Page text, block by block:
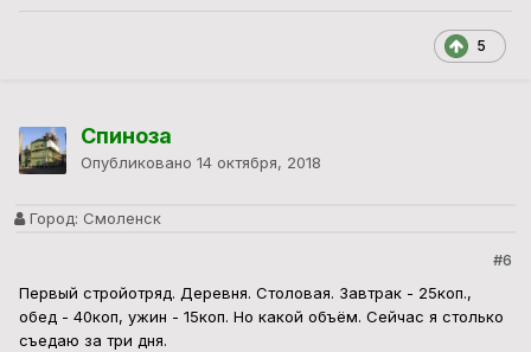
5
Спиноза
Опубликовано 14 октября, 2018
Город: Смоленск
#6
Первый стройотряд. Деревня. Столовая. Завтрак - 25коп.,
обед - 40коп, ужин - 15коп. Но какой объём. Сейчас я столько
съедаю за три дня.